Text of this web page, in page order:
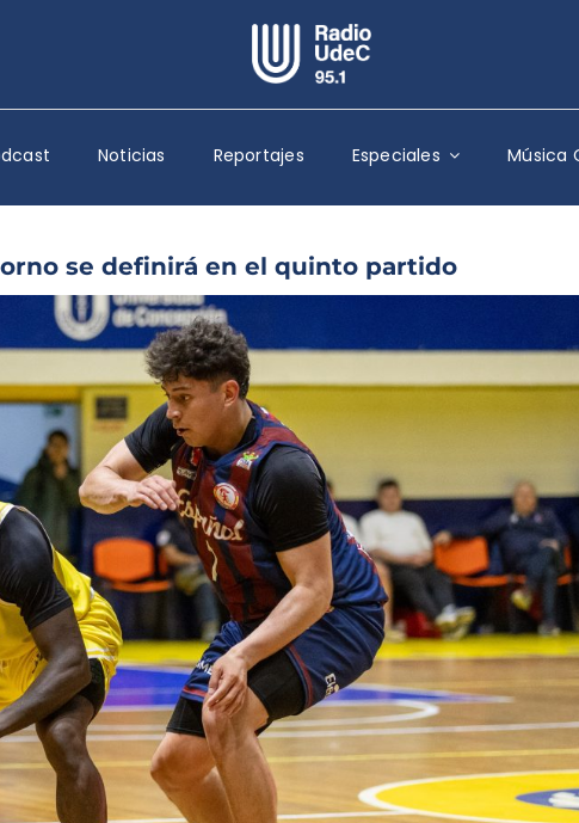
Escuchar Radio UdeC en vivo
Quiénes Somos
Programación
Podcast
Reportajes
Columnas
Música Clásica
Especiales
Archivo Sonoro
Noticias Reportajes Especiales Música
se definirá en el quinto partido